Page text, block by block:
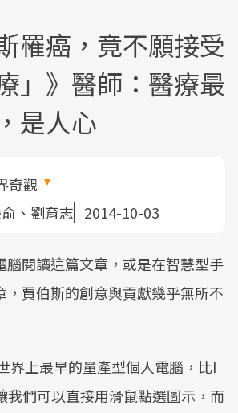
罹癌，竟不願接受
」》醫師：醫療最
是人心
奇觀
、劉育志 2014-10-03
腦閱讀這篇文章，或是在智慧型手
，賈伯斯的創意與貢獻幾乎無所不
界上最早的量產型個人電腦，比I
我們可以直接用滑鼠點選圖示，而